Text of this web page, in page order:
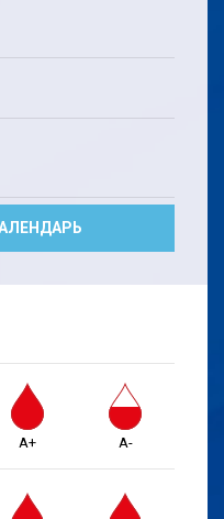
A+ A-